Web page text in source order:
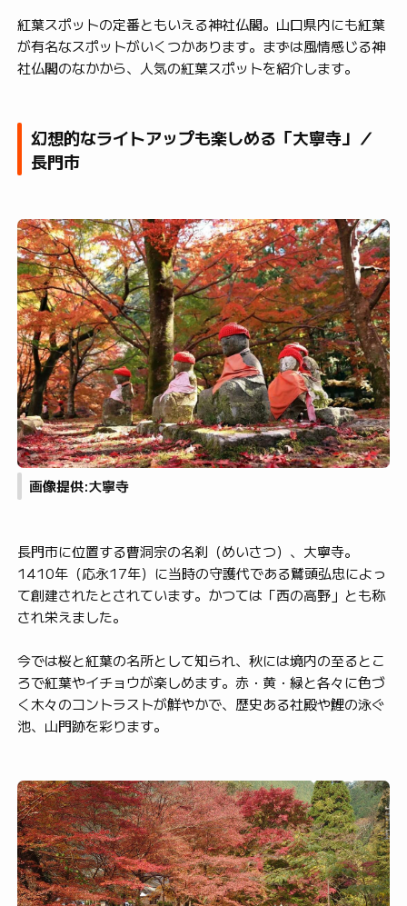
紅葉スポットの定番ともいえる神社仏閣。山口県内にも紅葉
が有名なスポットがいくつかあります。まずは風情感じる神
社仏閣のなかから、人気の紅葉スポットを紹介します。
幻想的なライトアップも楽しめる「大寧寺」／
長門市
画像提供:大寧寺
長門市に位置する曹洞宗の名刹（めいさつ）、大寧寺。
1410年（応永17年）に当時の守護代である鷲頭弘忠によっ
て創建されたとされています。かつては「西の高野」とも称
され栄えました。
今では桜と紅葉の名所として知られ、秋には境内の至るとこ
ろで紅葉やイチョウが楽しめます。赤・黄・緑と各々に色づ
く木々のコントラストが鮮やかで、歴史ある社殿や鯉の泳ぐ
池、山門跡を彩ります。